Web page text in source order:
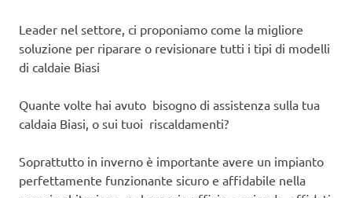
Leader nel settore, ci proponiamo come la migliore
soluzione per riparare o revisionare tutti i tipi di modelli
di caldaie Biasi
Quante volte hai avuto bisogno di assistenza sulla tua
caldaia Biasi, o sui tuoi riscaldamenti?
Soprattutto in inverno è importante avere un impianto
perfettamente funzionante sicuro e affidabile nella